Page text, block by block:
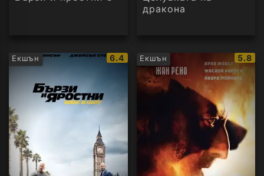
дракона
Екшън
IMDb
рейтинг:
6.4 Екшън
IMDb
5.8